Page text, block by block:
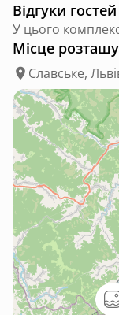
Відгуки гостей
У цього
Місце
Славське,